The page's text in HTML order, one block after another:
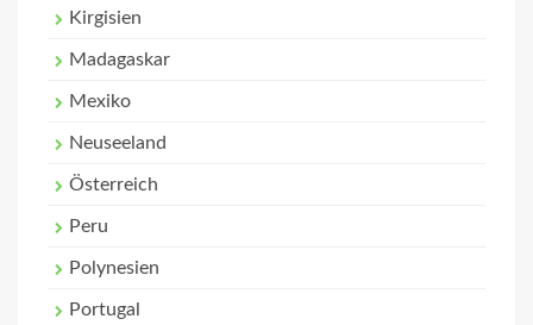
Kirgisien
Madagaskar
Mexiko
Neuseeland
Österreich
Peru
Polynesien
Portugal